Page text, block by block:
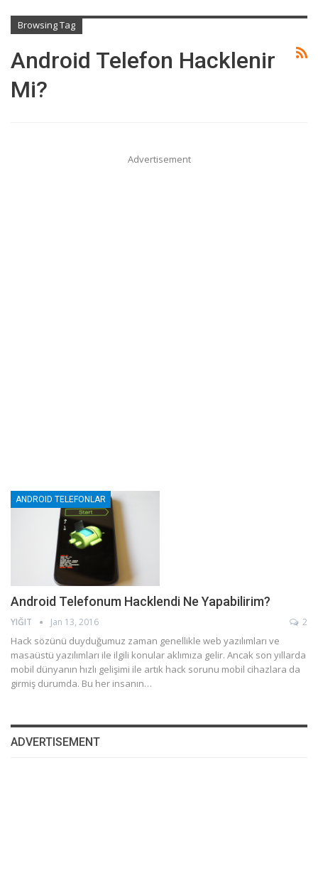
Browsing Tag
Android Telefon Hacklenir
Mi?
Advertisement
ANDROID TELEFONLAR
Android Telefonum Hacklendi Ne Yapabilirim?
YIĞIT Jan 13, 2016 2
Hack sözünü duyduğumuz zaman genellikle web yazılımları ve
masaüstü yazılımları ile ilgili konular aklımıza gelir. Ancak son yıllarda
mobil dünyanın hızlı gelişimi ile artık hack sorunu mobil cihazlara da
girmiş durumda. Bu her insanın…
ADVERTISEMENT